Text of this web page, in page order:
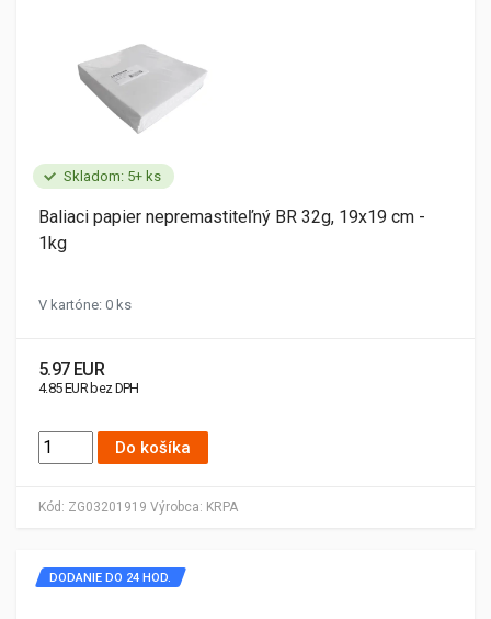
Skladom: 5+ ks
Kód: ZG03201919 Výrobca: KRPA
Baliaci papier nepremastiteľný BR 32g, 19x19 cm -
1kg
V kartóne: 0 ks
5.97 EUR
4.85 EUR bez DPH
Do košíka
DODANIE DO 24 HOD.